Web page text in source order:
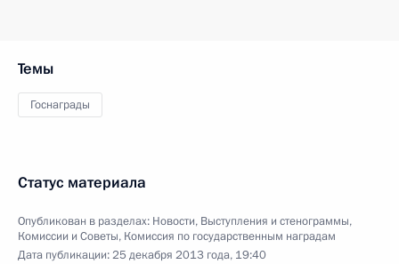
Темы
Госнаграды
Статус материала
Опубликован в разделах: Новости, Выступления и стенограммы,
Комиссии и Советы, Комиссия по государственным наградам
Дата публикации:25 декабря 2013 года, 19:40